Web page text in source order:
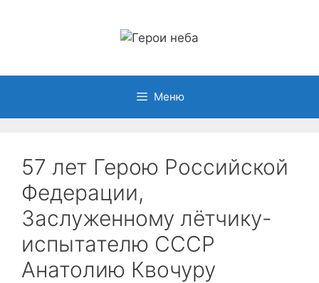
Меню
57 лет Герою Российской
Федерации,
Заcлуженному лётчику-
испытателю СССР
Анатолию Квочуру